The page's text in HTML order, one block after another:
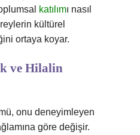
katılımı nasıl
kültürel
ortaya koyar.
ve Hilalin
onu deneyimleyen
göre değişir.